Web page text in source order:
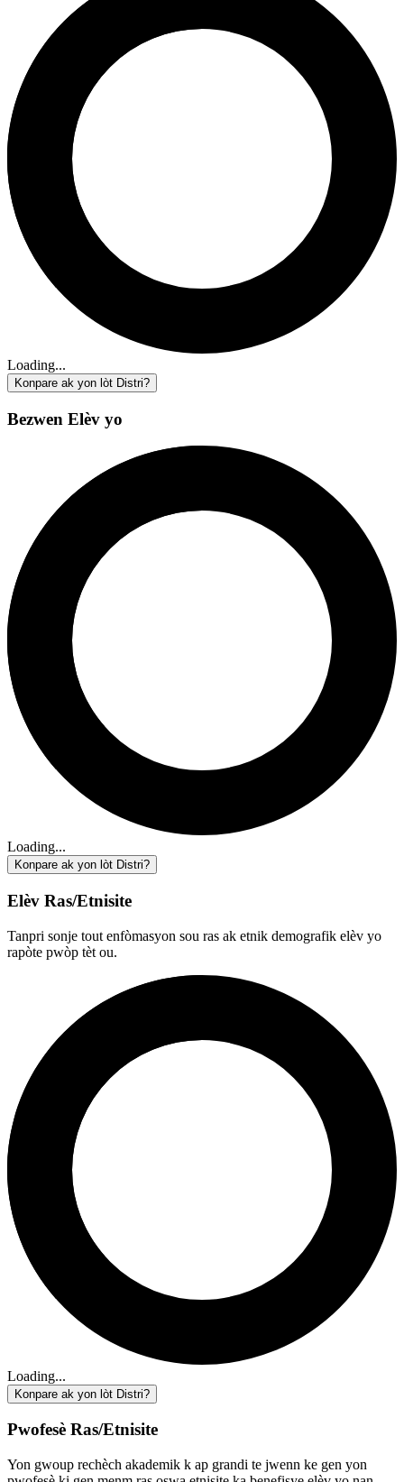
Loading...
Konpare ak yon lòt Distri?
Bezwen Elèv yo
Loading...
Konpare ak yon lòt Distri?
Elèv Ras/Etnisite
Tanpri sonje tout enfòmasyon sou ras ak etnik demografik elèv yo
rapòte pwòp tèt ou.
Loading...
Konpare ak yon lòt Distri?
Pwofesè Ras/Etnisite
Yon gwoup rechèch akademik k ap grandi te jwenn ke gen yon